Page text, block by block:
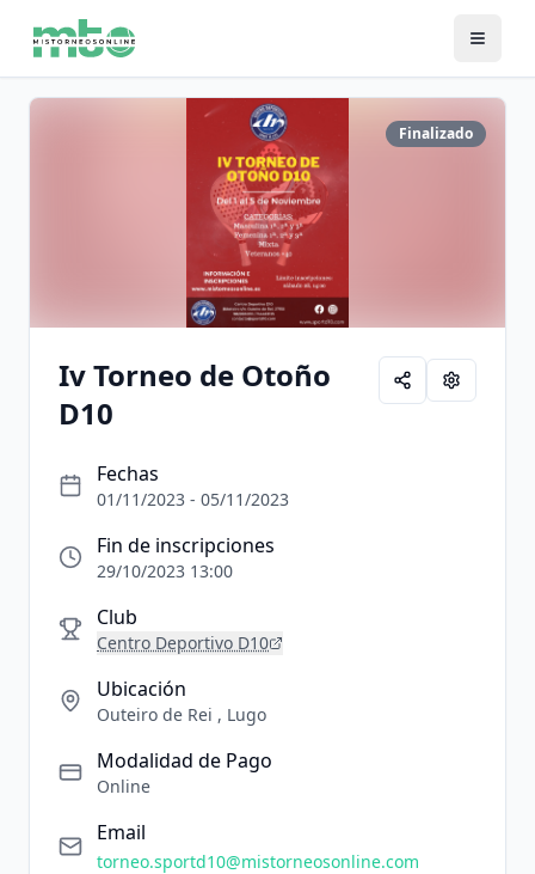
Finalizado
Iv Torneo de Otoño
D10
Fechas
01/11/2023 - 05/11/2023
Fin de inscripciones
29/10/2023 13:00
Club
Centro Deportivo D10
Ubicación
Outeiro de Rei , Lugo
Modalidad de Pago
Online
Email
torneo.sportd10@mistorneosonline.com